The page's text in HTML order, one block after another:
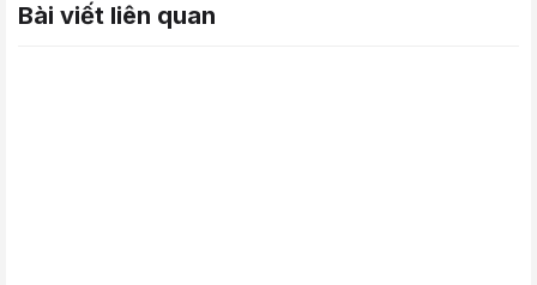
Bài viết liên quan